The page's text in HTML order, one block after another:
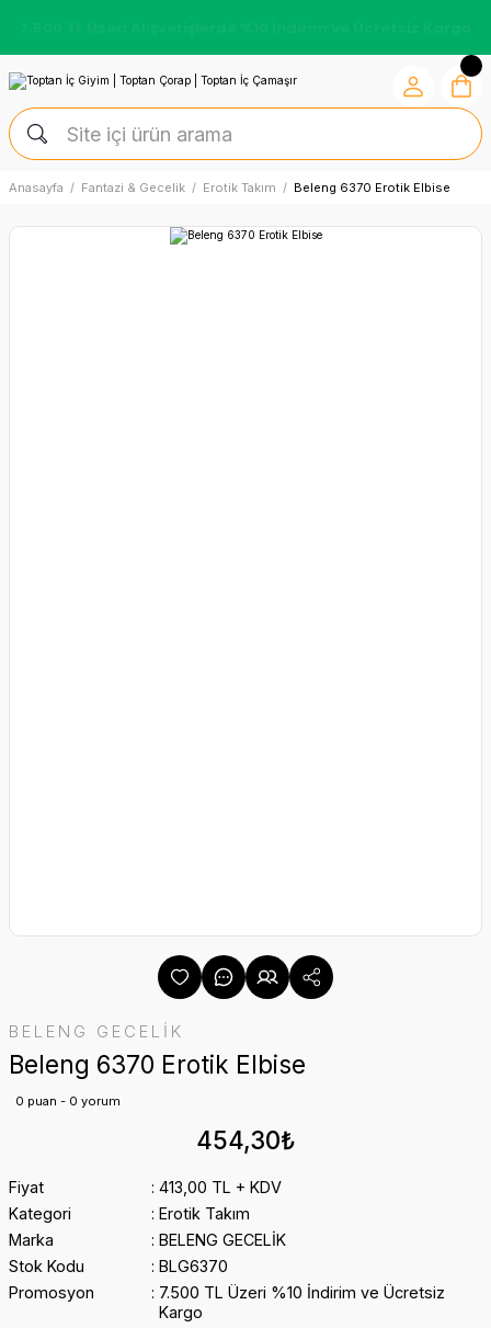
Anasayfa Fantazi & Gecelik Erotik Takım Beleng 6370 Erotik Elbise
BELENG GECELİK
Beleng 6370 Erotik Elbise
0 puan - 0 yorum
454,30₺
Fiyat
413,00 TL + KDV
Kategori
Erotik Takım
Marka
BELENG GECELİK
Stok Kodu
BLG6370
Promosyon
7.500 TL Üzeri %10 İndirim ve Ücretsiz
Kargo